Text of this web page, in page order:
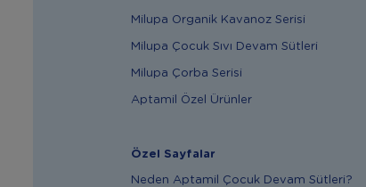
Milupa Organik Kavanoz Serisi
Milupa Çocuk Sıvı Devam Sütleri
Milupa Çorba Serisi
Aptamil Özel Ürünler
Özel Sayfalar
Neden Aptamil Çocuk Devam Sütleri?